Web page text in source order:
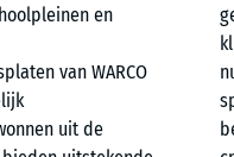
en
van WARCO
uit de